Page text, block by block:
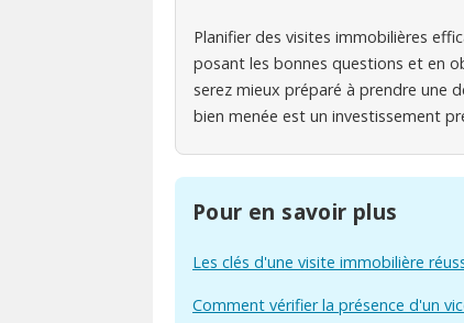
Planifier des visites immobilières
posant les bonnes questions et en
serez mieux préparé à prendre une
bien menée est un investissement
Pour en savoir plus
Les clés d'une visite immobilière
Comment vérifier la présence d'un